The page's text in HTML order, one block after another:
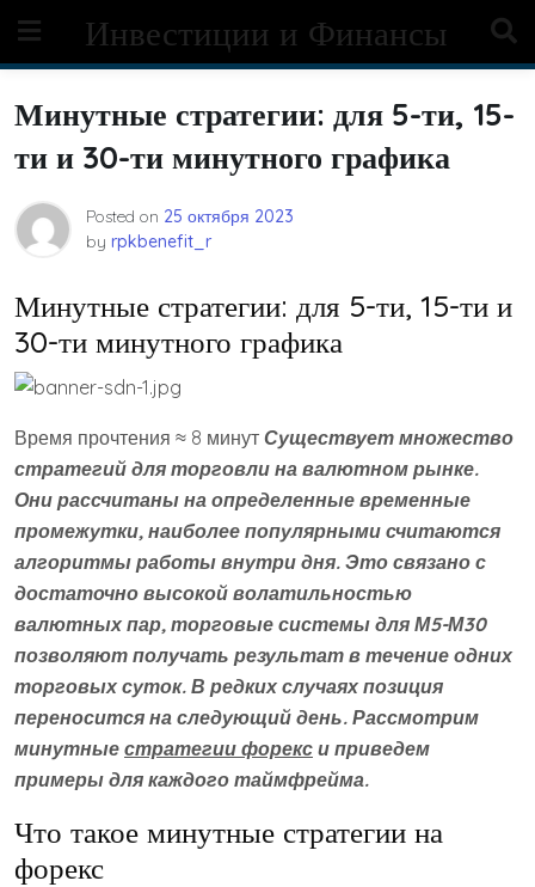
content
Инвестиции и Финансы
Минутные стратегии: для 5-ти, 15-
ти и 30-ти минутного графика
Posted on 25 октября 2023
by rpkbenefit_r
Минутные стратегии: для 5-ти, 15-ти и
30-ти минутного графика
Время прочтения ≈ 8 минут Существует множество
стратегий для торговли на валютном рынке.
Они рассчитаны на определенные временные
промежутки, наиболее популярными считаются
алгоритмы работы внутри дня. Это связано с
достаточно высокой волатильностью
валютных пар, торговые системы для М5-М30
позволяют получать результат в течение одних
торговых суток. В редких случаях позиция
переносится на следующий день. Рассмотрим
минутные стратегии форекс и приведем
примеры для каждого таймфрейма.
Что такое минутные стратегии на
форекс